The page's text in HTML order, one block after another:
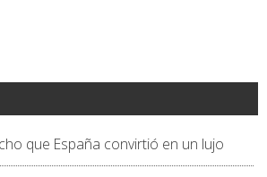
que España convirtió en un lujo